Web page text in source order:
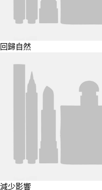
回歸自然
減少影響